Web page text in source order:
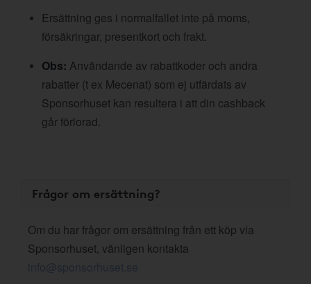
Ersättning ges i normalfallet inte på moms,
försäkringar, presentkort och frakt.
Obs: Användande av rabattkoder och andra
rabatter (t ex Mecenat) som ej utfärdats av
Sponsorhuset kan resultera i att din cashback
går förlorad.
Frågor om ersättning?
Om du har frågor om ersättning från ett köp via
Sponsorhuset, vänligen kontakta
info@sponsorhuset.se